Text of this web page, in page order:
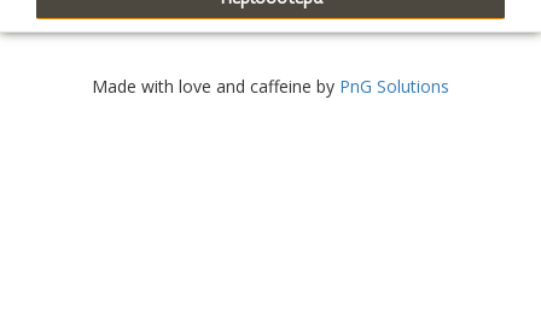
Made with love and caffeine by PnG Solutions